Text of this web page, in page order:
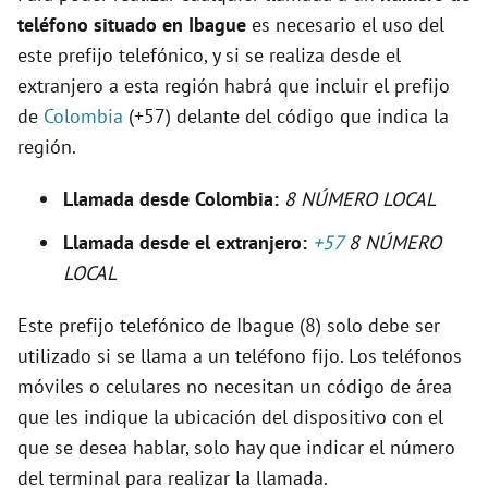
d
e
teléfono situado en Ibague es necesario el uso del
este prefijo telefónico, y si se realiza desde el
extranjero a esta región habrá que incluir el prefijo
de Colombia (+57) delante del código que indica la
región.
Llamada desde Colombia: 8 NÚMERO LOCAL
Llamada desde el extranjero: +578 NÚMERO
LOCAL
Este prefijo telefónico de Ibague (8) solo debe ser
utilizado si se llama a un teléfono fijo. Los teléfonos
móviles o celulares no necesitan un código de área
que les indique la ubicación del dispositivo con el
que se desea hablar, solo hay que indicar el número
del terminal para realizar la llamada.